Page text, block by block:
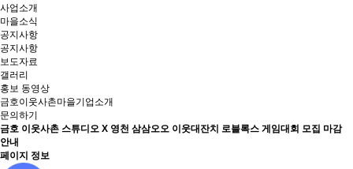
사업소개
마을소식
공지사항
공지사항
보도자료
갤러리
홍보 동영상
금호이웃사촌마을기업소개
문의하기
금호 이웃사촌 스튜디오 X 영천 삼삼오오 이웃대잔치 로블록스 게임대회 모집 마감
안내
페이지 정보